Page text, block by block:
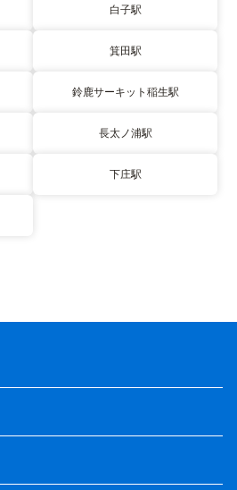
白子駅
箕田駅
鈴鹿サーキット稲生駅
長太ノ浦駅
下庄駅